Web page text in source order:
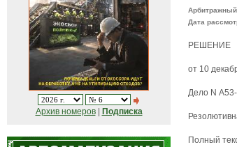
Архив номеров| Подписка
Арбитражный
Дата
РЕШЕНИЕ
от 10
Дело N
Полный